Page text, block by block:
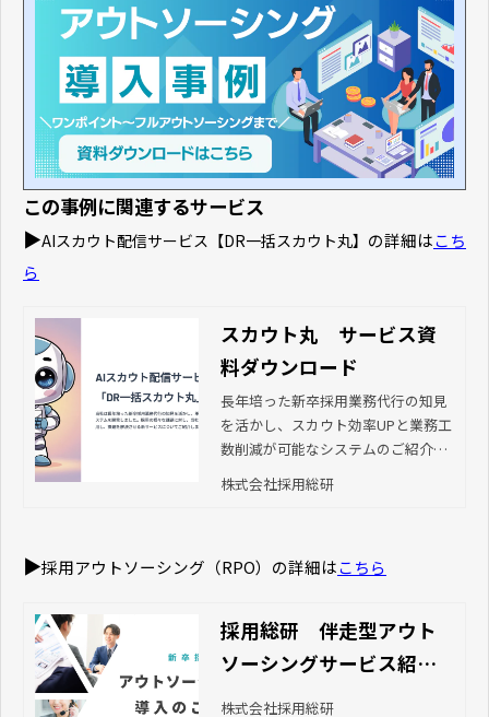
この事例に関連するサービス
▶AIスカウト配信サービス【DR一括スカウト丸】 の詳細はこち
ら
スカウト丸 サービス資
料ダウンロード
長年培った新卒採用業務代行の知見
を活かし、スカウト効率UPと業務工
数削減が可能なシステムのご紹介資
料です。 当社の運用ノウハウとAIを
活用し、課題を解決させるサービス
株式会社採用総研
▶採用アウトソーシング（RPO）の詳細はこちら
採用総研 伴走型アウト
ソーシングサービス紹介
資料
株式会社採用総研